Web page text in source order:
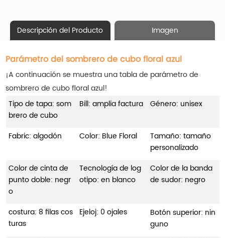
Descripción del Producto Imagen
Parámetro del sombrero de cubo floral azul
¡A continuación se muestra una tabla de parámetro de
sombrero de cubo floral azul!
Tipo de tapa: som
brero de cubo
Bill: amplia factura Género: unisex
Fabric: algodón Color: Blue Floral
Tamaño: tamaño
personalizado
Color de cinta de
punto doble: negr
o
Tecnología de log
otipo: en blanco
Color de la banda
de sudor: negro
costura: 8 filas cos
turas
Ejeloj: 0 ojales
Botón superior: nin
guno